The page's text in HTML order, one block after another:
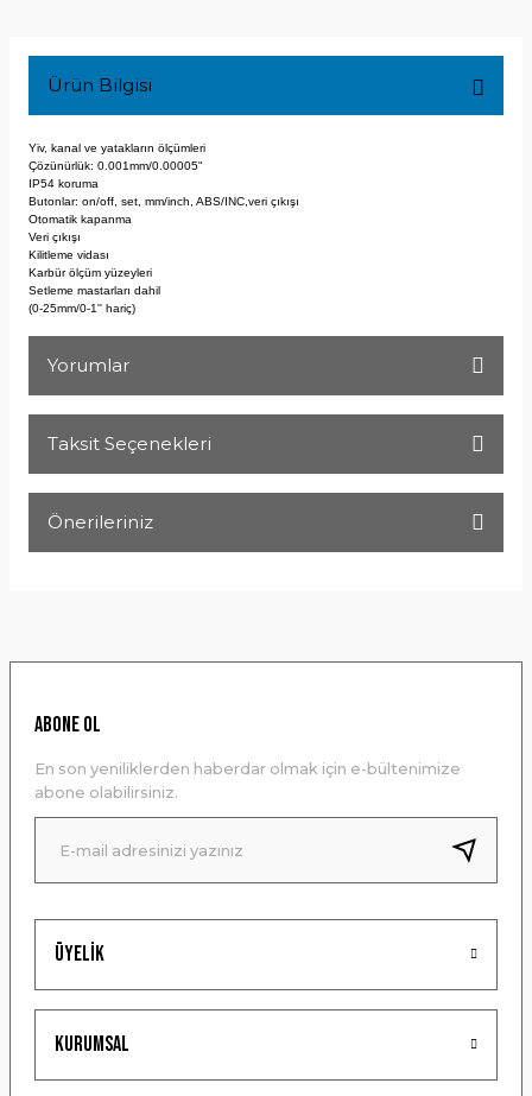
Ürün Bilgisi
Yiv, kanal ve yatakların ölçümleri
Çözünürlük: 0.001mm/0.00005"
IP54 koruma
Butonlar: on/off, set, mm/inch, ABS/INC, veri çıkışı
Otomatik kapanma
Veri çıkışı
Kilitleme vidası
Karbür ölçüm yüzeyleri
Setleme mastarları dahil
(0-25mm/0-1'' hariç)
Yorumlar
Taksit Seçenekleri
Önerileriniz
Ürün resmi kalitesiz, bozuk veya görüntülenemiyor.
Ürün bilgilerinde hatalar bulunuyor.
Ürün fiyatı diğer sitelerden daha pahalı.
Bu ürüne benzer farklı alternatifler olmalı.
Gönder
Üyelik
Kurumsal
ABONE OL
En son yeniliklerden haberdar olmak için e-bültenimize
abone olabilirsiniz.